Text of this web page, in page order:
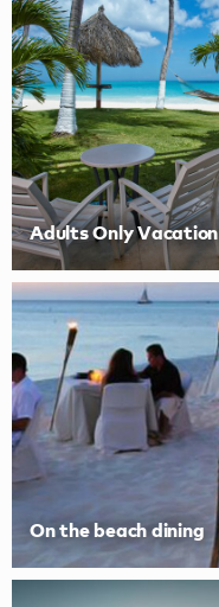
Adults Only Vacation
On the beach dining